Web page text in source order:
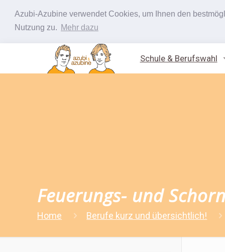
Azubi-Azubine verwendet Cookies, um Ihnen den
Nutzung zu. Mehr dazu
Schule & Berufswahl
Feuerungs- und
Home Berufe kurz und übersichtlich!